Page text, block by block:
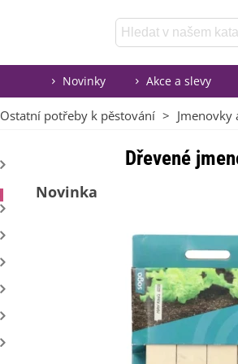
Novinky Akce a slevy
Ostatní potřeby k pěstování > Jmenovky
Dřevené
Novinka